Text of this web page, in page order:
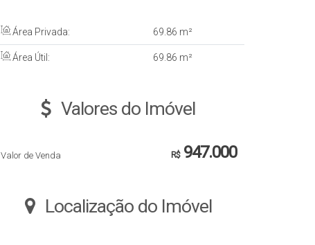
Área Privada: 69 .86 m²
Área Útil: 69 .86 m²
Valores do Imóvel
R$947.000
Valor de Venda
Localização do Imóvel